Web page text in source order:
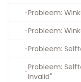
Probleem:
Probleem:
Probleem:
Probleem:
Invalid"